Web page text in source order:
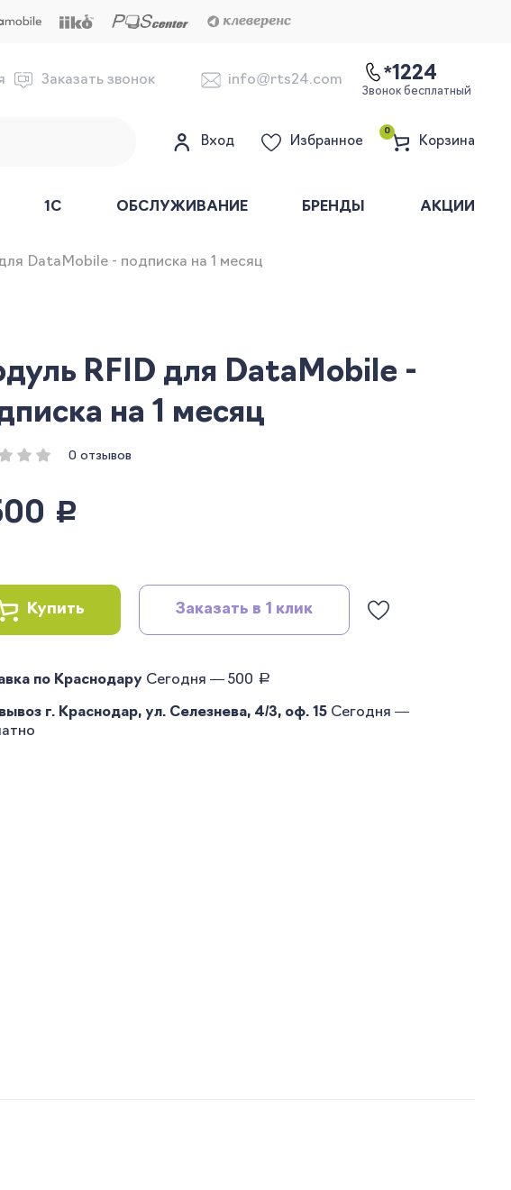
Заказать звонок info@rts24.com *1224
Звонок бесплатный
Вход Избранное
0
Корзина
1С ОБСЛУЖИВАНИЕ БРЕНДЫ АКЦИИ
DataMobile - подписка на 1 месяц
RFID для DataMobile -
на 1 месяц
0 отзывов
руб.
Купить Заказать в 1 клик
по Краснодару Сегодня — 500 руб.
г. Краснодар, ул. Селезнева, 4/3, оф. 15 Сегодня —